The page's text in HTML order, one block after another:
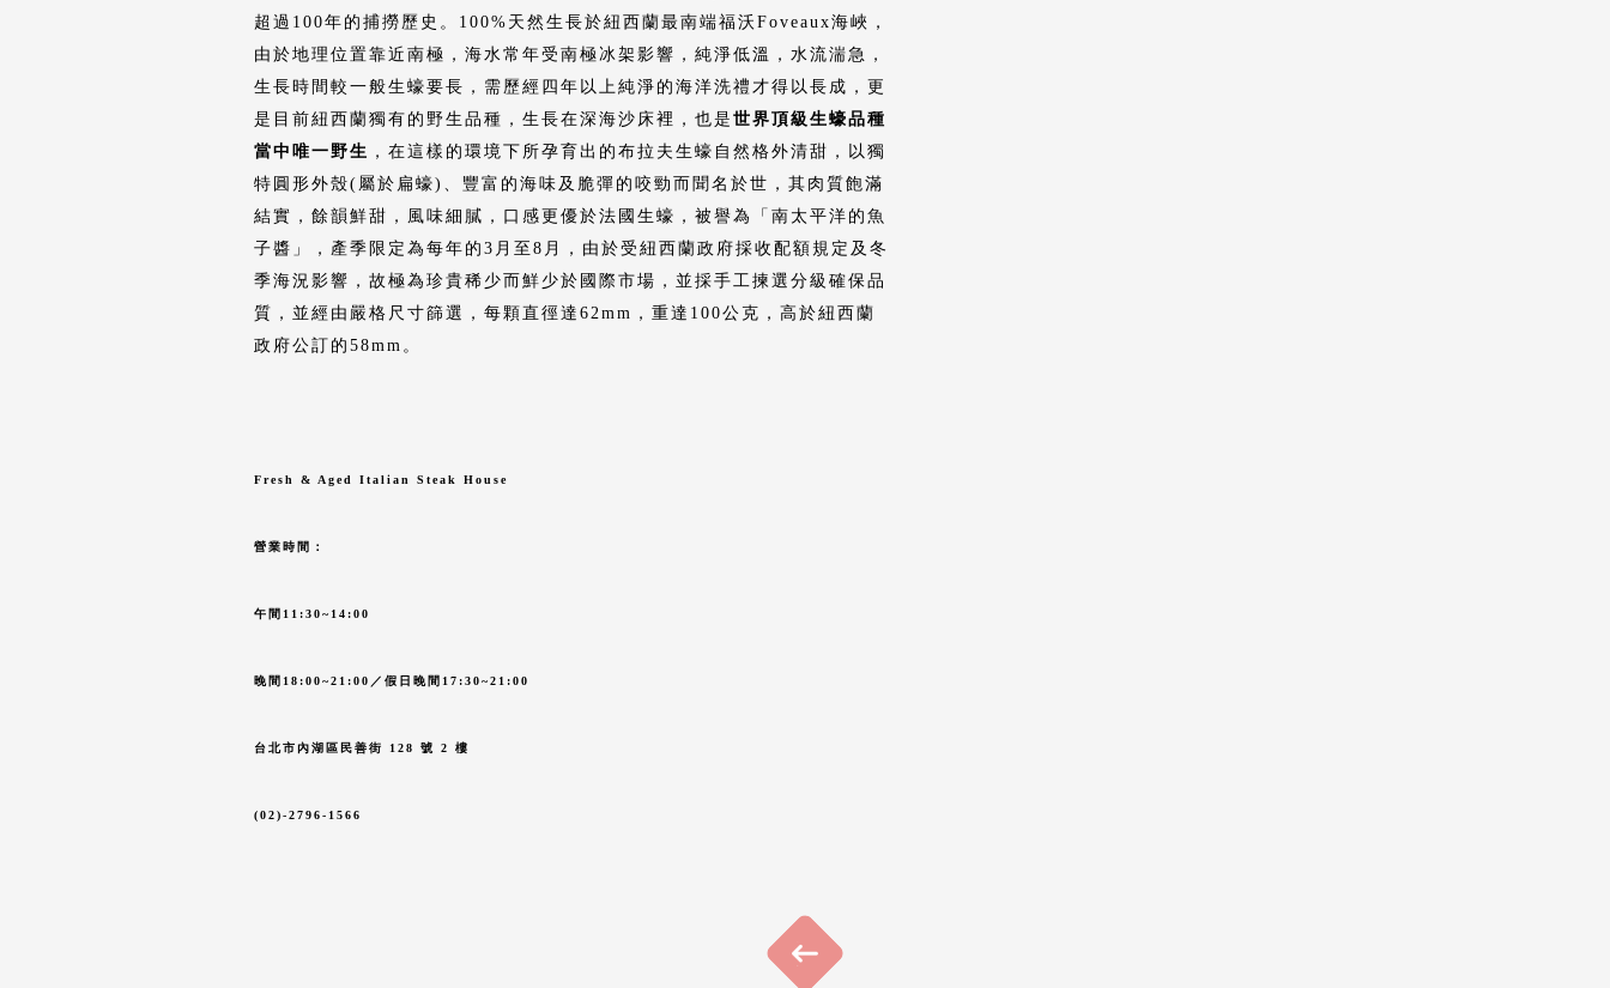
超過100年的捕撈歷史。100%天然生長於紐西蘭最南端福沃Foveaux海峽，
由於地理位置靠近南極，海水常年受南極冰架影響，純淨低溫，水流湍急，
生長時間較一般生蠔要長，需歷經四年以上純淨的海洋洗禮才得以長成，更
是目前紐西蘭獨有的野生品種，生長在深海沙床裡，也是 世界頂級生蠔品種
當中唯一野生 ，在這樣的環境下所孕育出的布拉夫生蠔自然格外清甜，以獨
特圓形外殼(屬於扁蠔)、豐富的海味及脆彈的咬勁而聞名於世，其肉質飽滿
結實，餘韻鮮甜，風味細膩，口感更優於法國生蠔，被譽為「南太平洋的魚
子醬」，產季限定為每年的3月至8月，由於受紐西蘭政府採收配額規定及冬
季海況影響，故極為珍貴稀少而鮮少於國際市場，並採手工揀選分級確保品
質，並經由嚴格尺寸篩選，每顆直徑達62mm，重達100公克，高於紐西蘭
政府公訂的58mm。
Fresh & Aged Italian Steak House
營業時間：
午間11:30~14:00
晚間18:00~21:00 ／假日晚間17:30~21:00
台北市內湖區民善街 128 號 2 樓
(02)-2796-1566